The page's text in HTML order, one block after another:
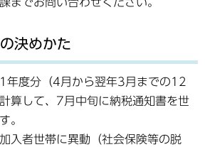
決めかた
年度分（4月から翌年3月までの12
算して、7月中旬に納税通知書を世
。
入者世帯に異動（社会保険等の脱